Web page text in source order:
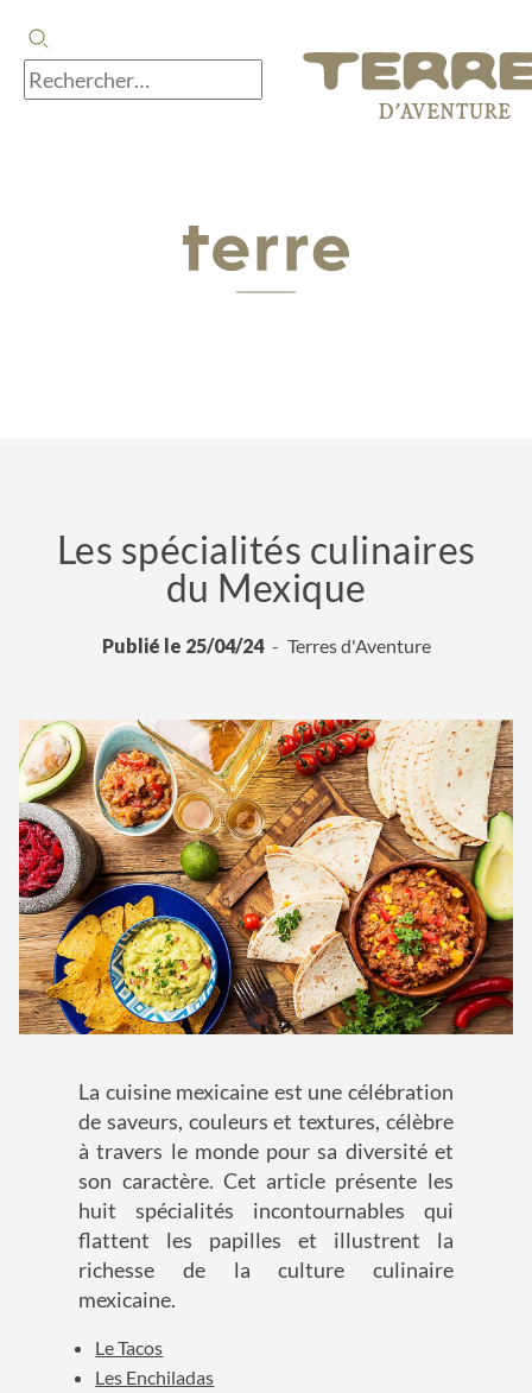
Les spécialités culinaires
du Mexique
Publié le 25/04/24 Terres d'Aventure
La cuisine mexicaine est une célébration
de saveurs, couleurs et textures, célèbre
à travers le monde pour sa diversité et
son caractère. Cet article présente les
huit spécialités incontournables qui
flattent les papilles et illustrent la
richesse de la culture culinaire
mexicaine.
Le Tacos
Les Enchiladas